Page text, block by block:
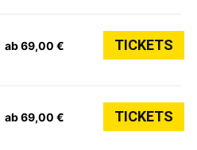
ab 69,00 € TICKETS
ab 69,00 € TICKETS